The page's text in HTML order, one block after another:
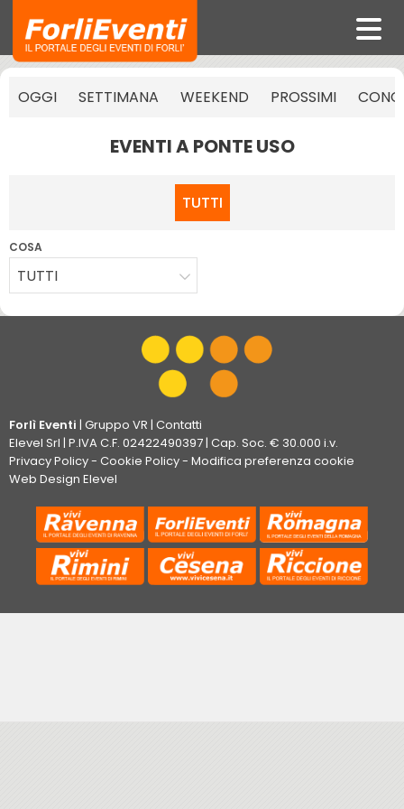
OGGI SETTIMANA WEEKEND PROSSIMI
EVENTI A PONTE USO
TUTTI
COSA
TUTTI
Forlì Eventi | Gruppo VR | Contatti
Elevel Srl | P.IVA C.F. 02422490397 | Cap. Soc. € 30.000 i.v.
Privacy Policy- Cookie Policy- Modifica preferenza cookie
Web Design Elevel